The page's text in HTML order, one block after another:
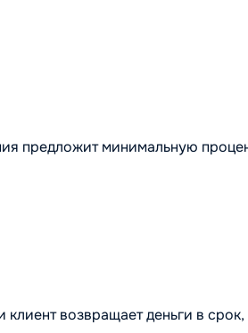
предложит минимальную
возвращает деньги в